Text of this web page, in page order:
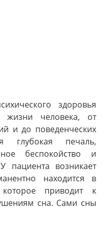
здоровья
жизни человека, от
и до поведенческих
глубокая печаль,
беспокойство и
пациента возникает
находится в
приводит к
сна. Сами сны